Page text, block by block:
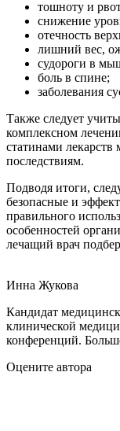
тошноту и
снижение
отечность
лишний вес,
судороги в
боль в спине;
заболевания
Также следует
комплексном
статинами
последствиям.
Подводя итоги,
безопасные и
правильного
особенностей
лечащий врач
Инна Жукова
Кандидат
клинической
конференций.
Оцените автора